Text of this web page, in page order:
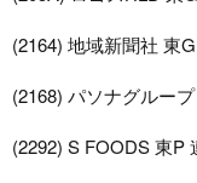
(2164) 地域新聞社 東
(2168) パソナグルー
(2292) S FOODS 東P